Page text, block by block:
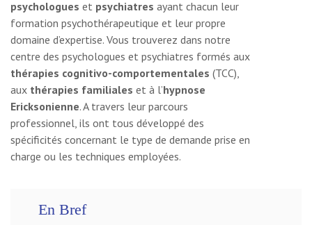
psychologues et psychiatres ayant chacun leur
formation psychothérapeutique et leur propre
domaine d’expertise. Vous trouverez dans notre
centre des psychologues et psychiatres formés aux
thérapies cognitivo-comportementales (TCC),
aux thérapies familiales et à l’hypnose
Ericksonienne. A travers leur parcours
professionnel, ils ont tous développé des
spécificités concernant le type de demande prise en
charge ou les techniques employées.
En Bref